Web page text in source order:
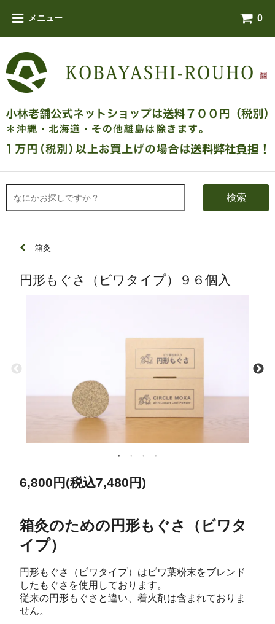
メニュー 0
検索
箱灸
円形もぐさ（ビワタイプ）９６個入
6,800円(税込7,480円)
箱灸のための円形もぐさ（ビワタ
イプ）
円形もぐさ（ビワタイプ）はビワ葉粉末をブレンド
したもぐさを使用しております。
従来の円形もぐさと違い、着火剤は含まれておりま
せん。